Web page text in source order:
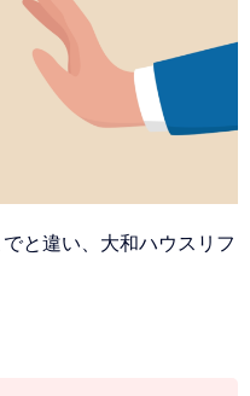
と違い、大和ハウスリフ